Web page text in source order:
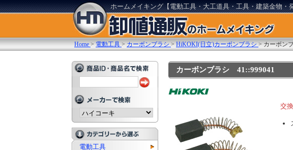
ホームメイキング【電動工具・大工道具・工具・建築金物・
Home >電動工具 >カーボンブラシ >HiKOKI(日立)カーボンブラシ >カーボン
電動工具
カーボンブラシ 41::999041
交